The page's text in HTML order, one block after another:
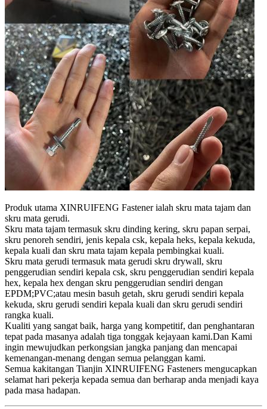
Produk utama XINRUIFENG Fastener ialah skru mata tajam dan
skru mata gerudi.
Skru mata tajam termasuk skru dinding kering, skru papan serpai,
skru penoreh sendiri, jenis kepala csk, kepala heks, kepala kekuda,
kepala kuali dan skru mata tajam kepala pembingkai kuali.
Skru mata gerudi termasuk mata gerudi skru drywall, skru
penggerudian sendiri kepala csk, skru penggerudian sendiri kepala
hex, kepala hex dengan skru penggerudian sendiri dengan
EPDM;PVC;atau mesin basuh getah, skru gerudi sendiri kepala
kekuda, skru gerudi sendiri kepala kuali dan skru gerudi sendiri
rangka kuali.
Kualiti yang sangat baik, harga yang kompetitif, dan penghantaran
tepat pada masanya adalah tiga tonggak kejayaan kami.Dan Kami
ingin mewujudkan perkongsian jangka panjang dan mencapai
kemenangan-menang dengan semua pelanggan kami.
Semua kakitangan Tianjin XINRUIFENG Fasteners mengucapkan
selamat hari pekerja kepada semua dan berharap anda menjadi kaya
pada masa hadapan.